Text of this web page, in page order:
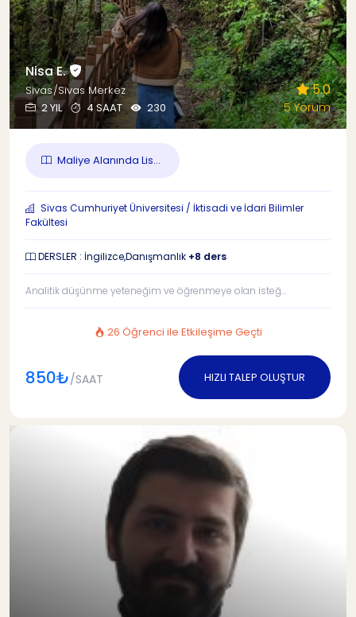
Nisa E.
Sivas/Sivas Merkez
2 YIL
4 SAAT 230
5.0
5 Yorum
Maliye Alanında Lis...
Sivas Cumhuriyet Üniversitesi / İktisadi ve İdari Bilimler
Fakültesi
DERSLER : İngilizce,Danışmanlık +8 ders
Analitik düşünme yeteneğim ve öğrenmeye olan isteğ...
26 Öğrenci ile Etkileşime Geçti
850₺/SAAT HIZLI TALEP OLUŞTUR